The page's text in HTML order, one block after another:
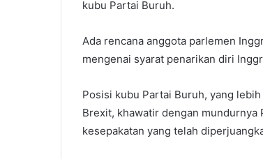
kubu Partai Buruh.
Ada rencana anggota parlemen
mengenai syarat penarikan diri
Posisi kubu Partai Buruh, yang
Brexit, khawatir dengan mundurnya
kesepakatan yang te­lah